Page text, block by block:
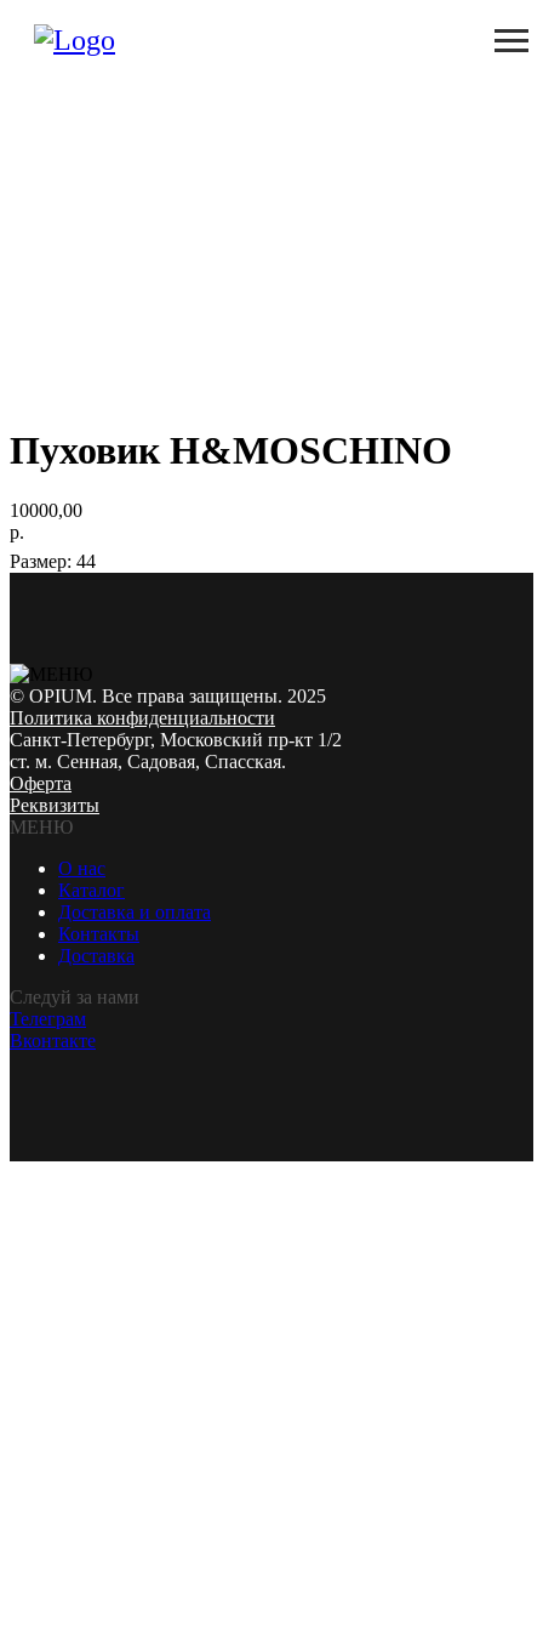
Пуховик H&MOSCHINO
10000,00
р.
Размер: 44
© OPIUM. Все права защищены. 2025
Политика конфиденциальности
Санкт-Петербург, Московский пр-кт 1/2
ст. м. Сенная, Садовая, Спасская.
Оферта
Реквизиты
МЕНЮ
О нас
Каталог
Доставка и оплата
Контакты
Доставка
Следуй за нами
Телеграм
Вконтакте